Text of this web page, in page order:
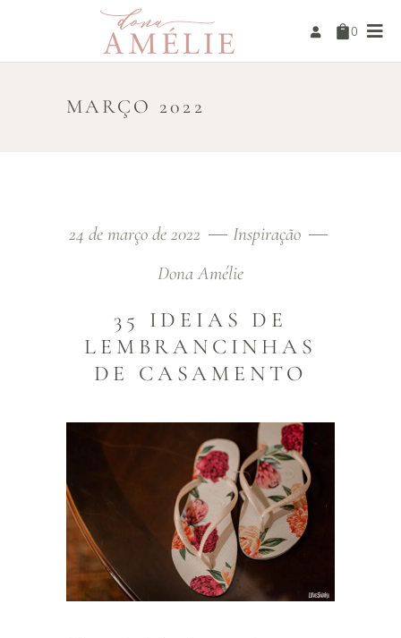
0
MARÇO 2022
24 de março de 2022
Inspiração
Dona Amélie
35 IDEIAS DE
LEMBRANCINHAS
DE CASAMENTO